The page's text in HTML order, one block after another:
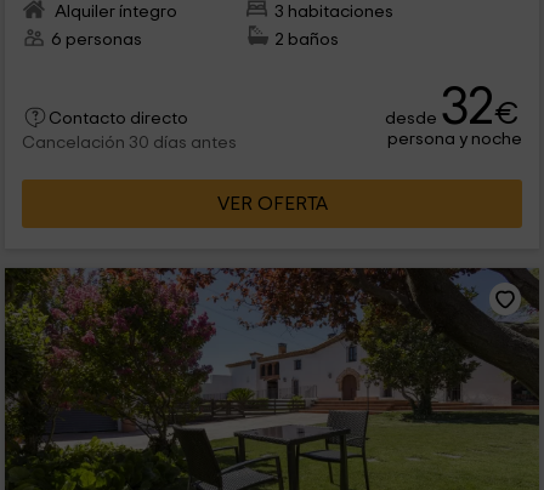
Alquiler íntegro
3 habitaciones
6 personas
2 baños
Contacto directo
Cancelación 30 días antes
desde 32€
persona y noche
VER OFERTA